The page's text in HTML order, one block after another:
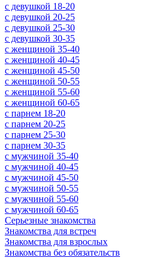
c девушкой 18-20
c девушкой 20-25
c девушкой 25-30
c девушкой 30-35
c женщиной 35-40
c женщиной 40-45
c женщиной 45-50
c женщиной 50-55
c женщиной 55-60
c женщиной 60-65
c парнем 18-20
c парнем 20-25
c парнем 25-30
c парнем 30-35
c мужчиной 35-40
c мужчиной 40-45
c мужчиной 45-50
c мужчиной 50-55
c мужчиной 55-60
c мужчиной 60-65
Серьезные знакомства
Знакомства для встреч
Знакомства для взрослых
Знакомства без обязательств